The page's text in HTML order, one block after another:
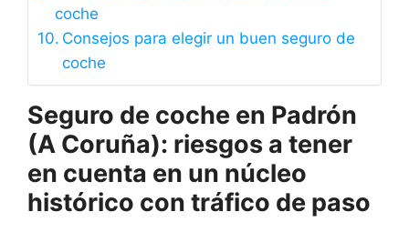
coche
Consejos para elegir un buen seguro de
coche
Seguro de coche en Padrón
(A Coruña): riesgos a tener
en cuenta en un núcleo
histórico con tráfico de paso